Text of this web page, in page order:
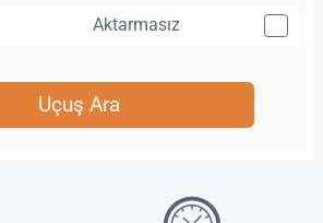
Aktarmasız
Uçuş Ara